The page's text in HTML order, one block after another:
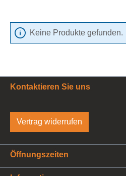
Keine Produkte gefunden.
Kontaktieren Sie uns
Vertrag widerrufen
Öffnungszeiten